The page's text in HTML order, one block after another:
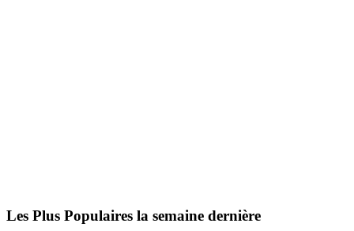
Les Plus Populaires la semaine dernière